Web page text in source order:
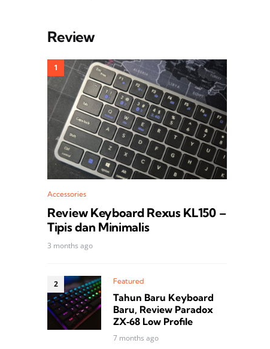
Review
Accessories
Review Keyboard Rexus KL150 –
Tipis dan Minimalis
3 months ago
Featured
Tahun Baru Keyboard
Baru, Review Paradox
ZX‑68 Low Profile
7 months ago